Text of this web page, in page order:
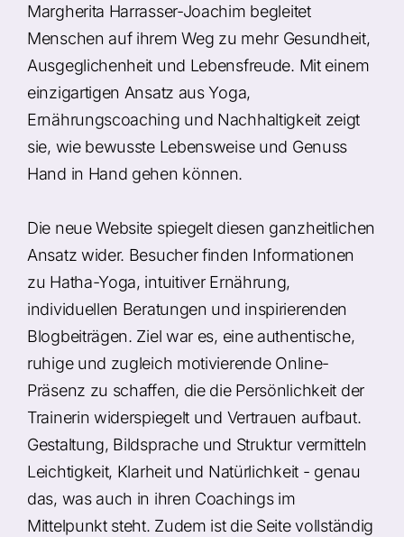
Margherita Harrasser-Joachim begleitet
Menschen auf ihrem Weg zu mehr Gesundheit,
Ausgeglichenheit und Lebensfreude. Mit einem
einzigartigen Ansatz aus Yoga,
Ernährungscoaching und Nachhaltigkeit zeigt
sie, wie bewusste Lebensweise und Genuss
Hand in Hand gehen können.
Die neue Website spiegelt diesen ganzheitlichen
Ansatz wider. Besucher finden Informationen
zu Hatha-Yoga, intuitiver Ernährung,
individuellen Beratungen und inspirierenden
Blogbeiträgen. Ziel war es, eine authentische,
ruhige und zugleich motivierende Online-
Präsenz zu schaffen, die die Persönlichkeit der
Trainerin widerspiegelt und Vertrauen aufbaut.
Gestaltung, Bildsprache und Struktur vermitteln
Leichtigkeit, Klarheit und Natürlichkeit - genau
das, was auch in ihren Coachings im
Mittelpunkt steht. Zudem ist die Seite vollständig